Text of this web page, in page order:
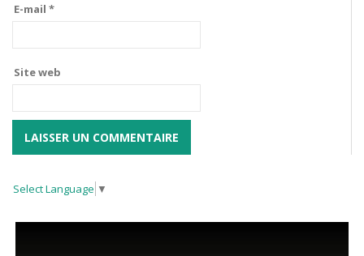
E-mail *
Site web
Select Language ▼